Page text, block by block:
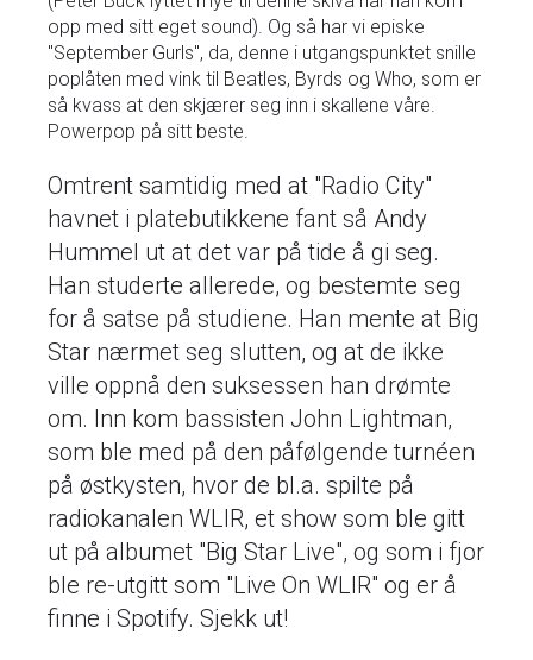
opp med sitt eget sound). Og så har vi episke
"September Gurls", da, denne i utgangspunktet snille
poplåten med vink til Beatles, Byrds og Who, som er
så kvass at den skjærer seg inn i skallene våre.
Powerpop på sitt beste.
Omtrent samtidig med at "Radio City"
havnet i platebutikkene fant så Andy
Hummel ut at det var på tide å gi seg.
Han studerte allerede, og bestemte seg
for å satse på studiene. Han mente at Big
Star nærmet seg slutten, og at de ikke
ville oppnå den suksessen han drømte
om. Inn kom bassisten John Lightman,
som ble med på den påfølgende turnéen
på østkysten, hvor de bl.a. spilte på
radiokanalen WLIR, et show som ble gitt
ut på albumet "Big Star Live", og som i fjor
ble re-utgitt som "Live On WLIR" og er å
finne i Spotify. Sjekk ut!